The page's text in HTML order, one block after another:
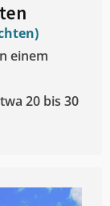
einem
20 bis 30